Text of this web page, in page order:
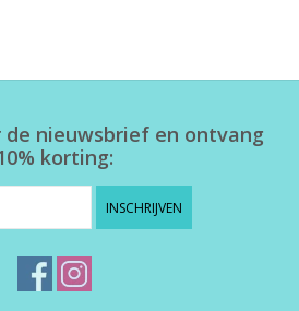
nieuwsbrief en ontvang
korting:
INSCHRIJVEN